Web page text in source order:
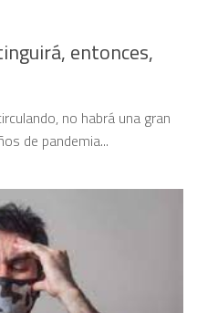
entonces,
no habrá una gran
de pandemia...